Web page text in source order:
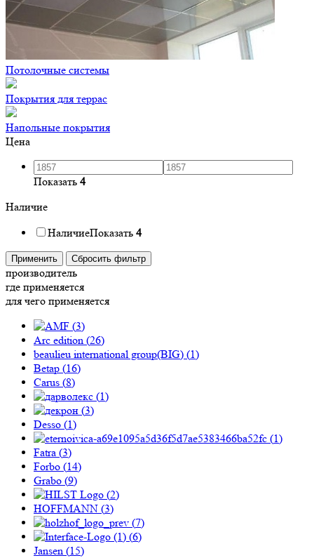
Потолочные системы
Покрытия для террас
Напольные покрытия
Цена
Показать 4
Наличие
НаличиеПоказать 4
Применить Сбросить фильтр
производитель
где применяется
для чего применяется
(3)
Arc edition (26)
beaulieu international group(BIG) (1)
Betap (16)
Carus (8)
(1)
(3)
Desso (1)
(1)
Fatra (3)
Forbo (14)
Grabo (9)
(2)
HOFFMANN (3)
(7)
(6)
Jansen (15)